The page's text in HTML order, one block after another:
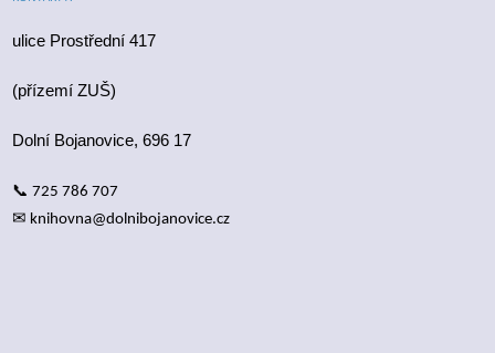
ulice Prostřední 417
(přízemí ZUŠ)
Dolní Bojanovice, 696 17
📞 725 786 707
✉ knihovna@dolnibojanovice.cz